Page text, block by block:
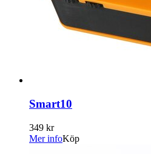
Smart10
349 kr
Mer infoKöp